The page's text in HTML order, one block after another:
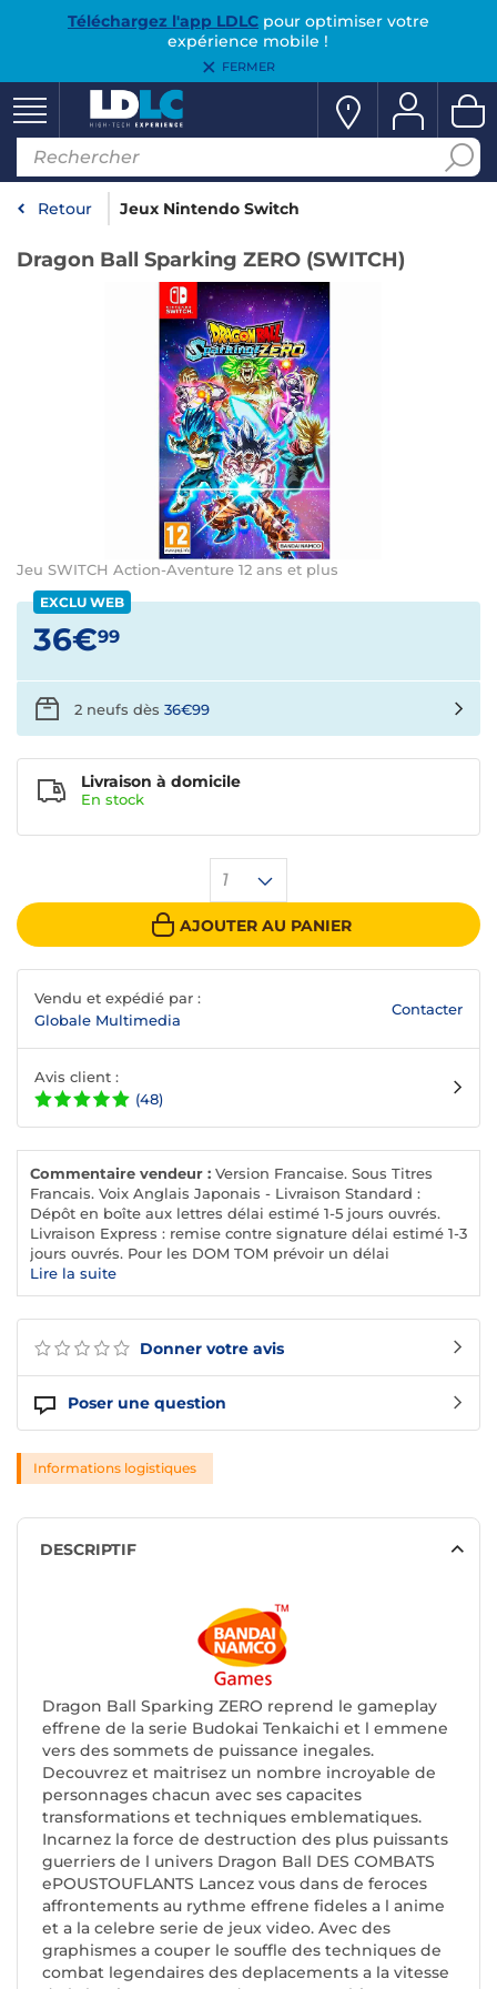
Téléchargez l'app LDLCpour optimiser votre
expérience mobile !
FERMER
Retour Jeux Nintendo Switch
Dragon Ball Sparking ZERO (SWITCH)
Jeu SWITCH Action-Aventure 12 ans et plus
Donner votre avis
Poser une question
EXCLU WEB
36€99
1
AJOUTER AU PANIER
Livraison à domicile
En stock
2 neufs dès 36€99
Vendu et expédié par :
Globale Multimedia
Contacter
Avis client :
(48)
Commentaire vendeur : Version Francaise. Sous Titres
Francais. Voix Anglais Japonais - Livraison Standard :
Dépôt en boîte aux lettres délai estimé 1-5 jours ouvrés.
Livraison Express : remise contre signature délai estimé 1-3
jours ouvrés. Pour les DOM TOM prévoir un délai
supplémentaire de 3 jours environ.
Lire la suite
Informations logistiques
DESCRIPTIF
Dragon Ball Sparking ZERO reprend le gameplay
effrene de la serie Budokai Tenkaichi et l emmene
vers des sommets de puissance inegales.
Decouvrez et maitrisez un nombre incroyable de
personnages chacun avec ses capacites
transformations et techniques emblematiques.
Incarnez la force de destruction des plus puissants
guerriers de l univers Dragon Ball DES COMBATS
ePOUSTOUFLANTS Lancez vous dans de feroces
affrontements au rythme effrene fideles a l anime
et a la celebre serie de jeux video. Avec des
graphismes a couper le souffle des techniques de
combat legendaires des deplacements a la vitesse